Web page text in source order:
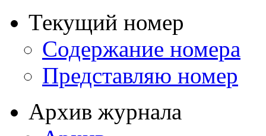
Текущий номер
Содержание номера
Представляю номер
Архив журнала